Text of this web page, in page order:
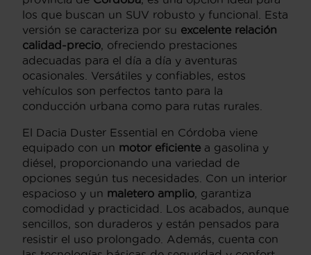
los que buscan un SUV robusto y funcional. Esta
versión se caracteriza por su excelente relación
calidad-precio, ofreciendo prestaciones
adecuadas para el día a día y aventuras
ocasionales. Versátiles y confiables, estos
vehículos son perfectos tanto para la
conducción urbana como para rutas rurales.
El Dacia Duster Essential en Córdoba viene
equipado con un motor eficiente a gasolina y
diésel, proporcionando una variedad de
opciones según tus necesidades. Con un interior
espacioso y un maletero amplio, garantiza
comodidad y practicidad. Los acabados, aunque
sencillos, son duraderos y están pensados para
resistir el uso prolongado. Además, cuenta con